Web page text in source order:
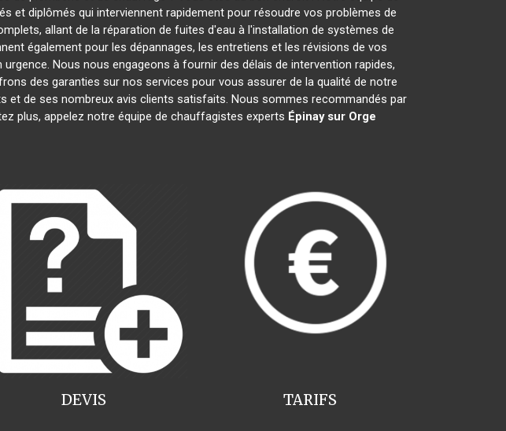
et diplômés qui interviennent rapidement pour résoudre vos problèmes de
allant de la réparation de fuites d'eau à l'installation de systèmes de
également pour les dépannages, les entretiens et les révisions de vos
Nous nous engageons à fournir des délais de intervention rapides,
des garanties sur nos services pour vous assurer de la qualité de notre
et de ses nombreux avis clients satisfaits. Nous sommes recommandés par
plus, appelez notre équipe de chauffagistes experts Épinay sur Orge
TARIFS
DEVIS